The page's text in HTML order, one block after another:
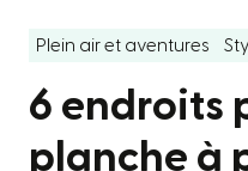
Plein air et aventures
6 endroits
planche à